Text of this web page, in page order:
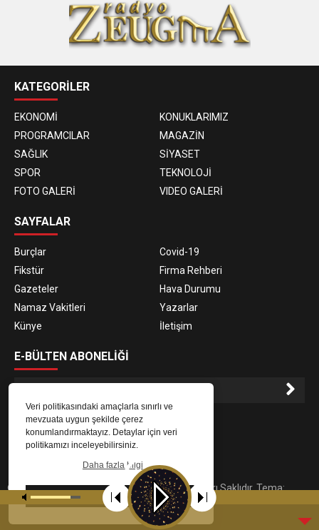
Veri politikasındaki amaçlarla sınırlı ve
mevzuata uygun şekilde çerez
konumlandırmaktayız. Detaylar için veri
politikamızı inceleyebilirsiniz.
Daha fazla bilgi
Tamam
KATEGORİLER
EKONOMİ
KONUKLARIMIZ
PROGRAMCILAR
MAGAZİN
SAĞLIK
SİYASET
SPOR
TEKNOLOJİ
FOTO GALERİ
VIDEO GALERİ
SAYFALAR
Burçlar
Covid-19
Fikstür
Firma Rehberi
Gazeteler
Hava Durumu
Namaz Vakitleri
Yazarlar
Künye
İletişim
E-BÜLTEN ABONELİĞİ
E-Bülten aboneliği ile haberlere daha hızlı erişin.
© 2023Gaziantep Radyo Zeugma. Tüm Hakları Saklıdır. Tema:
tarafından uyarlanmıştır.